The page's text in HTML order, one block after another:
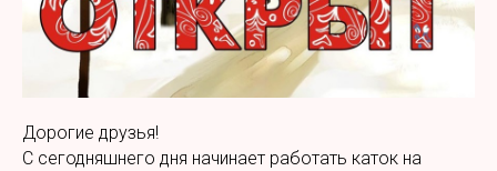
Дорогие друзья!
С сегодняшнего дня начинает работать каток на